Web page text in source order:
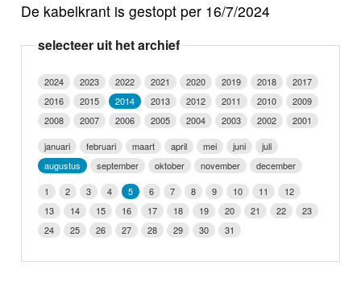
Video
Webcam
Info
De kabelkrant is gestopt per 16/7/2024
selecteer uit het archief
2024 2023 2022 2021 2020 2019 2018
2017
2016
2015 2014 2013 2012 2011 2010
2009
2008
2007 2006 2005 2004 2003 2002
2001
januari
februari maart april mei juni
juli
augustus
september oktober november
december
1
2 3 4 5 6 7 8 9 10 11
12
13
14 15 16 17 18 19 20 21 22
23
24
25 26 27 28 29 30 31